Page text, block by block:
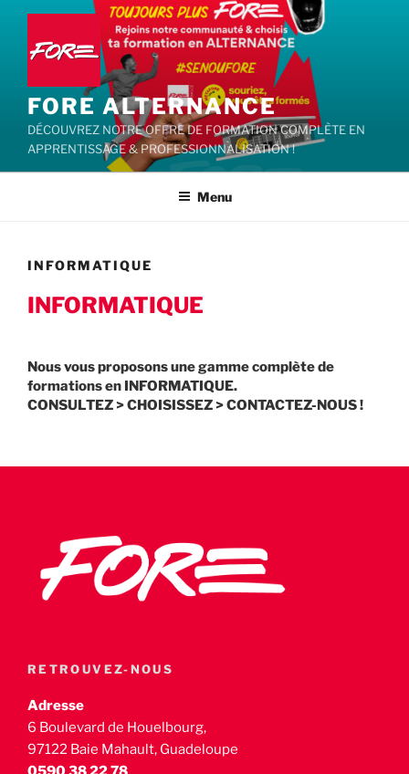
Aller
contenu
FORE ALTERNANCE
DÉCOUVREZ NOTRE OFFRE DE FORMATION COMPLÈTE EN
APPRENTISSAGE & PROFESSIONNALISATION !
Menu
INFORMATIQUE
INFORMATIQUE
Nous vous proposons une gamme complète de
formations en INFORMATIQUE.
CONSULTEZ > CHOISISSEZ > CONTACTEZ-NOUS !
RETROUVEZ-NOUS
Adresse
6 Boulevard de Houelbourg,
97122 Baie Mahault, Guadeloupe